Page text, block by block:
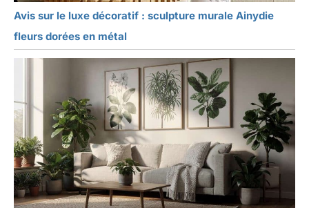
Avis sur le luxe décoratif : sculpture murale Ainydie
fleurs dorées en métal